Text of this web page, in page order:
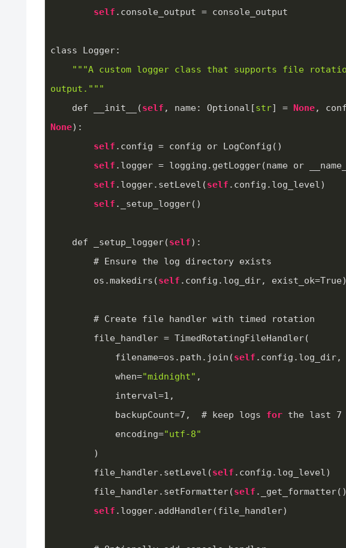
self .console_output = console_output
class Logger:
"" "A custom logger class that supports file
output." ""
    def __init__(
self , name: Optional[str] = None
None):
self .config = config or LogConfig()
self .logger = logging.getLogger(name or
self .logger.setLevel(self .config.log_level)
self ._setup_logger()
    def _setup_logger(
self):
        # Ensure the log directory exists
        os.makedirs(
self .config.log_dir, exist_ok=True)
        # Create file handler with timed rotation
        file_handler = TimedRotatingFileHandler(
            filename=os.path.join(
self .config.log_dir,
            when=
"midnight" ,
            interval=
1 ,
            backupCount=
7 ,  # keep logs for the last 7
            encoding=
"utf-8"
        )
        file_handler.setLevel(
self .config.log_level)
        file_handler.setFormatter(
self
self .logger.addHandler(file_handler)